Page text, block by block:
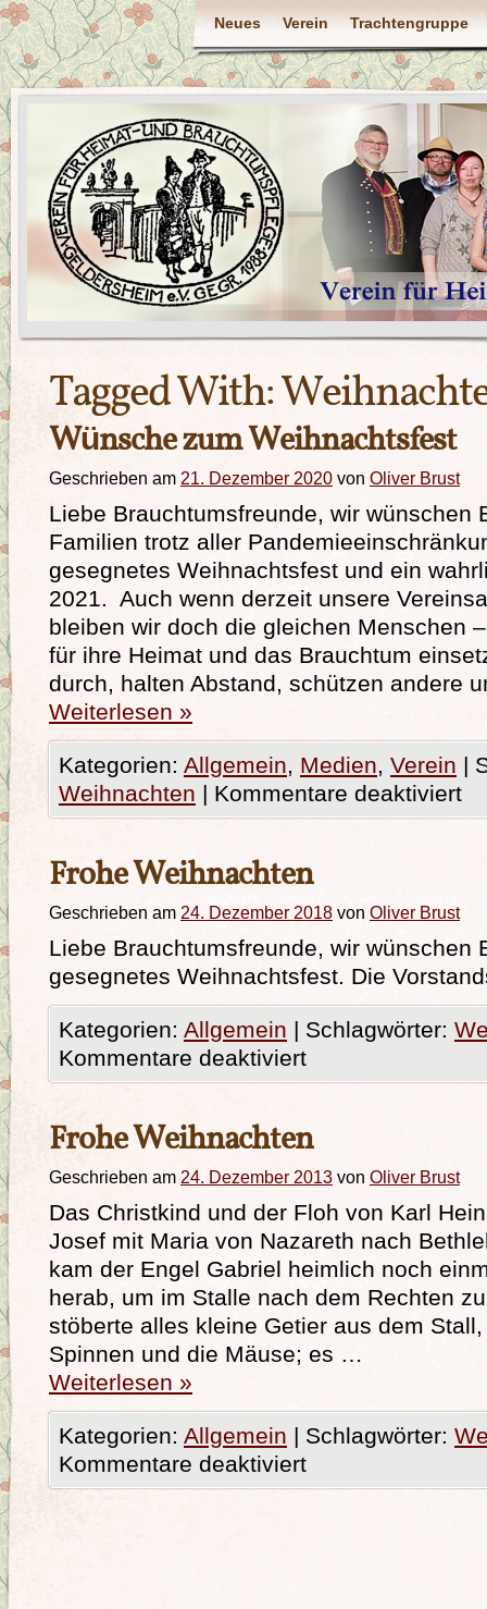
Neues Verein Trachtengruppe
Tagged With:
Wünsche zum Weihnachtsfest
Geschrieben am 21. Dezember 2020 von Oliver Brust
Liebe Brauchtumsfreunde, wir wünschen
Familien trotz aller
gesegnetes Weihnachtsfest und ein
2021. Auch wenn derzeit unsere
bleiben wir doch die gleichen Menschen
für ihre Heimat und das Brauchtum
durch, halten Abstand, schützen andere
Weiterlesen »
Kategorien: Allgemein, Medien, Verein |
Weihnachten | Kommentare deaktiviert
Frohe Weihnachten
Geschrieben am 24. Dezember 2018 von Oliver Brust
Liebe Brauchtumsfreunde, wir wünschen
gesegnetes Weihnachtsfest. Die
Kategorien: Allgemein | Schlagwörter:
Kommentare deaktiviert
Frohe Weihnachten
Geschrieben am 24. Dezember 2013 von Oliver Brust
Das Christkind und der Floh von Karl
Josef mit Maria von Nazareth nach
kam der Engel Gabriel heimlich noch
herab, um im Stalle nach dem Rechten
stöberte alles kleine Getier aus dem
Spinnen und die Mäuse; es …
Weiterlesen »
Kategorien: Allgemein | Schlagwörter:
Kommentare deaktiviert